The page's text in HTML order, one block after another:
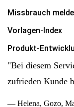
Missbrauch
Vorlagen-Index
Produkt-
"Bei diesem
zufrieden Kunde
— Helena, Gozo,